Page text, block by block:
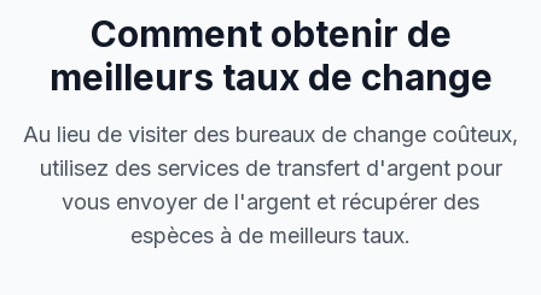
Comment obtenir de
meilleurs taux de change
Au lieu de visiter des bureaux de change coûteux,
utilisez des services de transfert d'argent pour
vous envoyer de l'argent et récupérer des
espèces à de meilleurs taux.